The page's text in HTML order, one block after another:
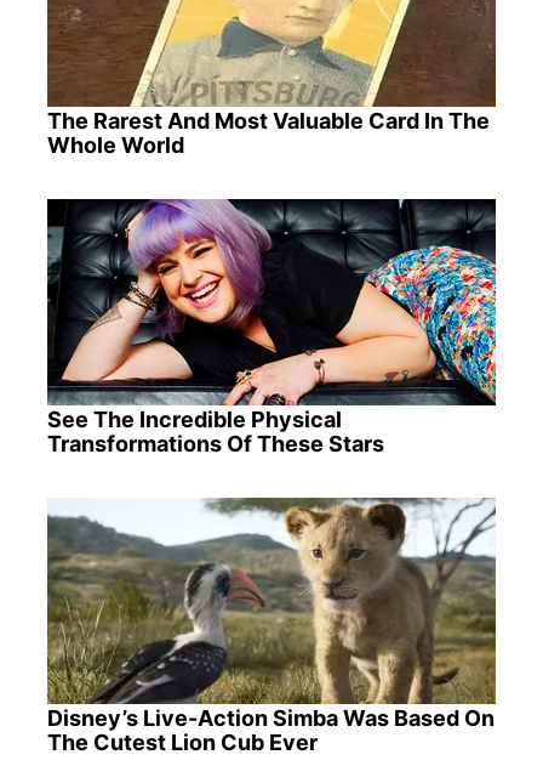
The Rarest And Most Valuable Card In The
Whole World
See The Incredible Physical
Transformations Of These Stars
Disney’s Live-Action Simba Was Based On
The Cutest Lion Cub Ever